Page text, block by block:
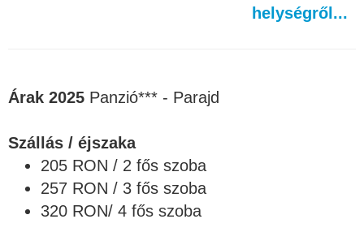
helységről...
Árak 2025 Panzió*** - Parajd
Szállás / éjszaka
205 RON / 2 fős szoba
257 RON / 3 fős szoba
320 RON/ 4 fős szoba